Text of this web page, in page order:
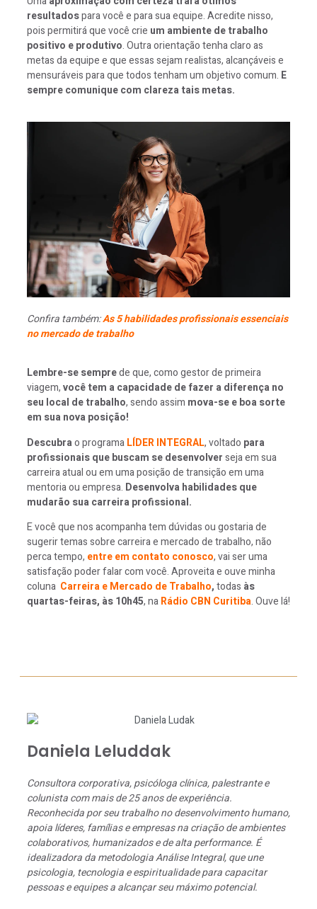
resultadospara você e para sua equipe. Acredite nisso,
pois permitirá que você crie um ambiente de trabalho
positivo e produtivo. Outra orientação tenha claro as
metas da equipe e que essas sejam realistas, alcançáveis e
mensuráveis para que todos tenham um objetivo comum. E
sempre comunique com clareza tais metas.
Confira também:As 5 habilidades profissionais essenciais
no mercado de trabalho
Lembre-se semprede que, como gestor de primeira
viagem,você tem a capacidade de fazer a diferença no
seu local de trabalho, sendo assim mova-se e boa sorte
em sua nova posição!
Descubrao programaLÍDER INTEGRAL, voltado para
profissionais que buscam se desenvolverseja em sua
carreira atual ou em uma posição de transição em uma
mentoria ou empresa. Desenvolva habilidades que
mudarão sua carreira profissional.
E você que nos acompanha tem dúvidas ou gostaria de
sugerir temas sobre carreira e mercado de trabalho, não
perca tempo, entre em contato conosco, vai ser uma
satisfação poder falar com você. Aproveita e ouve minha
coluna Carreira e Mercado de Trabalho,todas às
quartas-feiras, às 10h45, naRádio CBN Curitiba. Ouve lá!
Daniela Leluddak
Consultora corporativa, psicóloga clínica, palestrante e
colunista com mais de 25 anos de experiência.
Reconhecida por seu trabalho no desenvolvimento humano,
apoia líderes, famílias e empresas na criação de ambientes
colaborativos, humanizados e de alta performance. É
idealizadora da metodologia Análise Integral, que une
psicologia, tecnologia e espiritualidade para capacitar
pessoas e equipes a alcançar seu máximo potencial.